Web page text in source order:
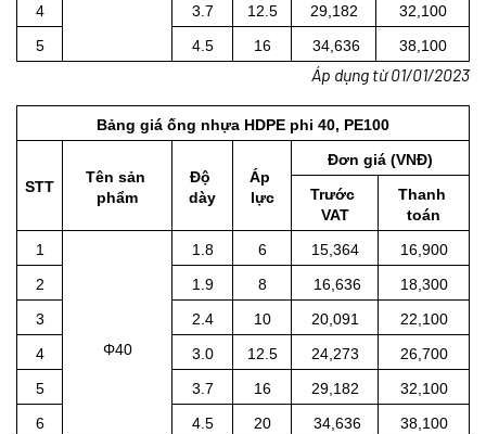
4
3.7 12.5 29,182
32,100
5
4.5 16 34,636 38,100
Áp dụng từ 01/01/2023
Bảng giá ống nhựa HDPE phi 40, PE100
STT
Tên sản
phẩm
Độ
dày
Áp
lực
Đơn giá (VNĐ)
Trước
VAT
Thanh
toán
1
Φ40
1.8 6 15,364
16,900
2
1.9 8 16,636
18,300
3
2.4 10 20,091
22,100
4
3.0 12.5 24,273
26,700
5
3.7 16 29,182
32,100
6
4.5 20 34,636 38,100